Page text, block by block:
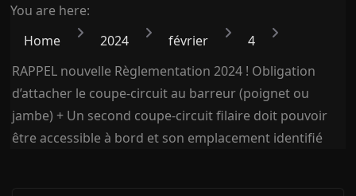
You are here:
Home
2024 février
4
RAPPEL nouvelle Règlementation 2024 ! Obligation
d’attacher le coupe-circuit au barreur (poignet ou
jambe) + Un second coupe-circuit filaire doit pouvoir
être accessible à bord et son emplacement identifié